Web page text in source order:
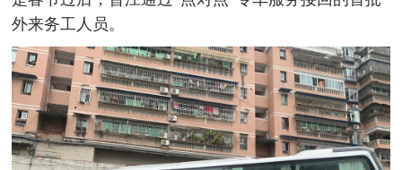
外来务工人员。